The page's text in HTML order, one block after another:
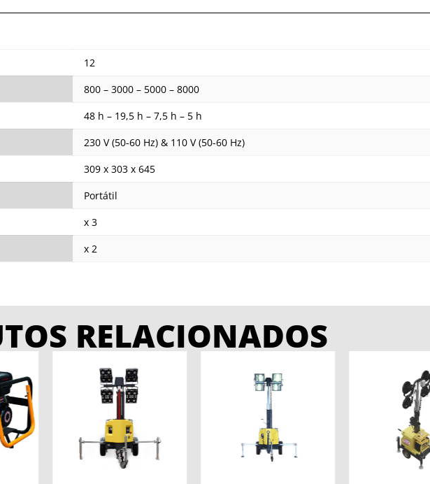
12
800 – 3000 – 5000 – 8000
48 h – 19,5 h – 7,5 h – 5 h
230 V (50-60 Hz) & 110 V (50-60 Hz)
309 x 303 x 645
Portátil
x 3
x 2
RELACIONADOS